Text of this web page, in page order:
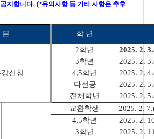
지합니다. (*유의사항 등 기타 사항은 추후
분 학 년
신청
2학년
2025. 2.
3학년
2025. 2.
4,5학년
2025. 2.
다전공
2025. 2.
전체학년
2025. 2.
교환학생
2025. 2.
4,5학년
2025. 2.
3학년
2025. 2.